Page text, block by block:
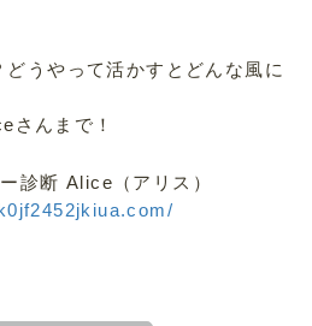
うやって活かすとどんな風に
さんまで！
診断 Alice（アリス）